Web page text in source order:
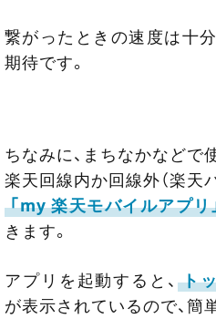
繋がったときの速度は十
期待です。
ちなみに、まちなかなどで
楽天回線内か回線外（楽天
「my 楽天モバイルアプリ
きます。
アプリを起動すると、 ト
が表示されているので、簡